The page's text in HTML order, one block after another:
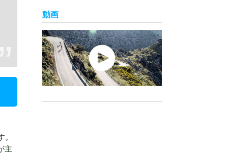
主
動画